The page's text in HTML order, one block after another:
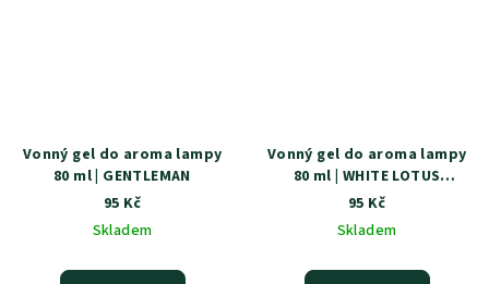
Vonný gel do aroma lampy
80 ml | GENTLEMAN
95 Kč
Skladem
Vonný gel do aroma lampy
80 ml | WHITE LOTUS
COTTON
95 Kč
Skladem